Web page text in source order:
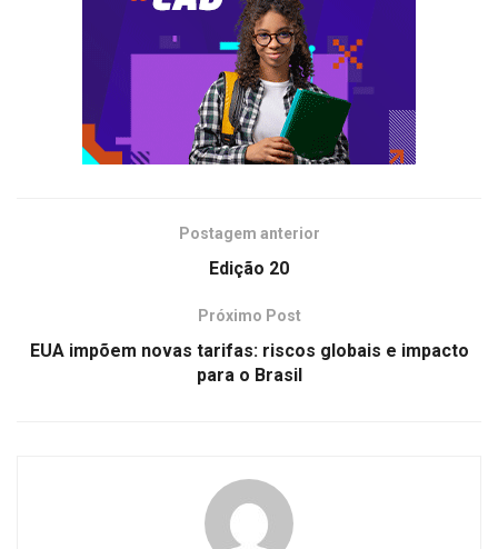
Postagem anterior
Edição 20
Próximo Post
EUA impõem novas tarifas: riscos globais e impacto
para o Brasil